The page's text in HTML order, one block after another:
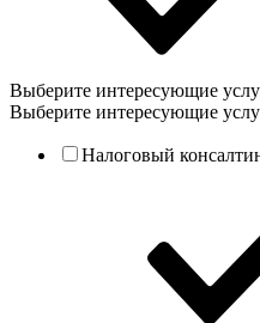
Выберите интересующие
Выберите интересующие
Налоговый